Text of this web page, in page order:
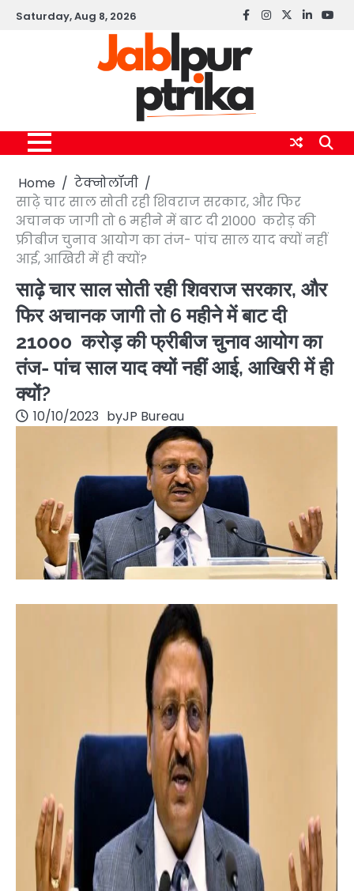
SkipSaturday, Aug 8, 2026 Facebook
instagram
twitterlinkedin
Home
टेक्नोलॉजी
साढ़े चार साल सोती रही शिवराज सरकार, और फिर
अचानक जागी तो 6 महीने में बाट दी 21000 करोड़ की
फ्रीबीज चुनाव आयोग का तंज- पांच साल याद क्यों नहीं
आई, आखिरी में ही क्यों?
साढ़े चार साल सोती रही शिवराज सरकार, और
फिर अचानक जागी तो 6 महीने में बाट दी
21000 करोड़ की फ्रीबीज चुनाव आयोग का
तंज- पांच साल याद क्यों नहीं आई, आखिरी में ही
क्यों?
10/10/2023 byJP Bureau